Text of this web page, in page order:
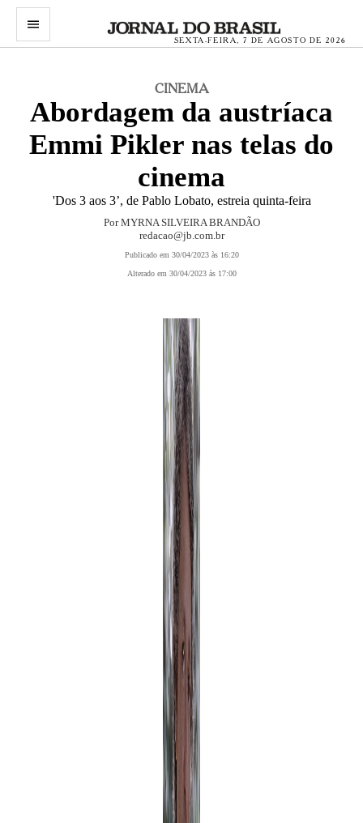
menu
SEXTA-FEIRA, 7 DE AGOSTO DE 2026
CINEMA
Abordagem da austríaca
Emmi Pikler nas telas do
cinema
'Dos 3 aos 3’, de Pablo Lobato, estreia quinta-feira
Por MYRNA SILVEIRA BRANDÃO
redacao@jb.com.br
Publicado em 30/04/2023 às 16:20
Alterado em 30/04/2023 às 17:00